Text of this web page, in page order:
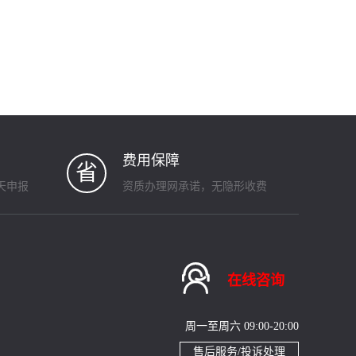
申报
省 费用保障
资质办理网承诺，无隐形收费
 在线咨询
周一至周六 09:00-20:00
售后服务/投诉处理